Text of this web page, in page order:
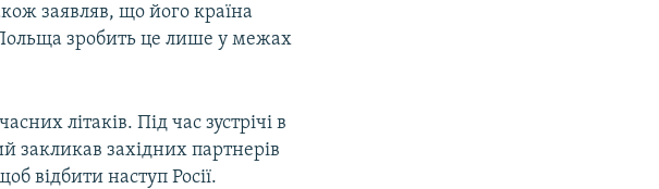
заявляв, що його країна
зробить це лише у межах
літаків. Під час зустрічі в
закликав західних партнерів
відбити наступ Росії.